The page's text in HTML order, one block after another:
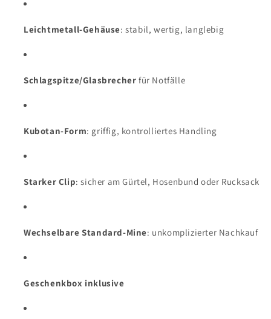
Leichtmetall-Gehäuse: stabil, wertig, langlebig
Schlagspitze/Glasbrecher für Notfälle
Kubotan-Form: griffig, kontrolliertes Handling
Starker Clip: sicher am Gürtel, Hosenbund oder Rucksack
Wechselbare Standard-Mine: unkomplizierter Nachkauf
Geschenkbox inklusive